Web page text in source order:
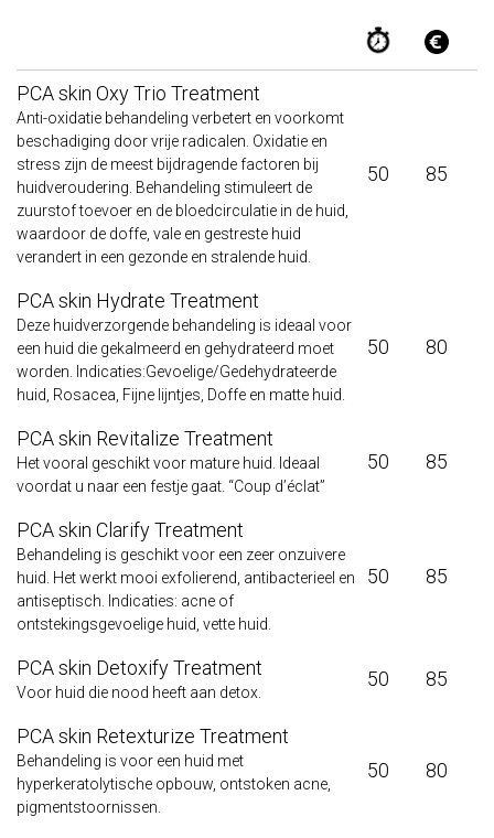
PCA skin Oxy Trio Treatment
Anti-oxidatie behandeling verbetert en voorkomt
beschadiging door vrije radicalen. Oxidatie en
stress zijn de meest bijdragende factoren bij
huidveroudering. Behandeling stimuleert de
zuurstof toevoer en de bloedcirculatie in de huid,
waardoor de doffe, vale en gestreste huid
verandert in een gezonde en stralende huid.
50 85
PCA skin Hydrate Treatment
Deze huidverzorgende behandeling is ideaal voor
een huid die gekalmeerd en gehydrateerd moet
worden. Indicaties:Gevoelige/Gedehydrateerde
huid, Rosacea, Fijne lijntjes, Doffe en matte huid.
50 80
PCA skin Revitalize Treatment
Het vooral geschikt voor mature huid. Ideaal
voordat u naar een festje gaat. “Coup d’éclat”
50 85
PCA skin Clarify Treatment
Behandeling is geschikt voor een zeer onzuivere
huid. Het werkt mooi exfolierend, antibacterieel en
antiseptisch. Indicaties: acne of
ontstekingsgevoelige huid, vette huid.
50 85
PCA skin Detoxify Treatment
Voor huid die nood heeft aan detox.
50 85
PCA skin Retexturize Treatment
Behandeling is voor een huid met
hyperkeratolytische opbouw, ontstoken acne,
pigmentstoornissen.
50 80